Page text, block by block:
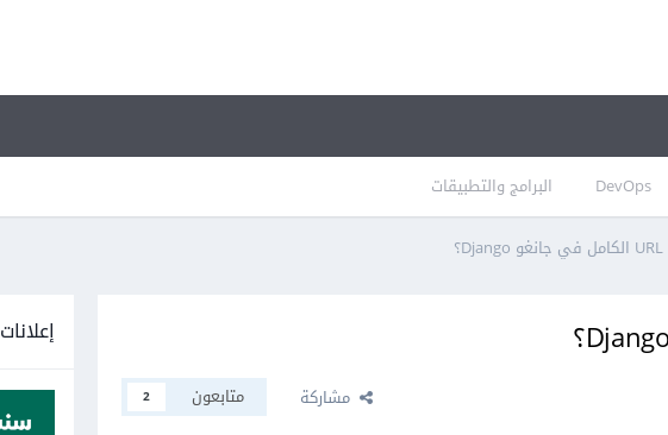
DevOps البرامج والتطبيقات
مشاركة متابعون 2
إعلانات